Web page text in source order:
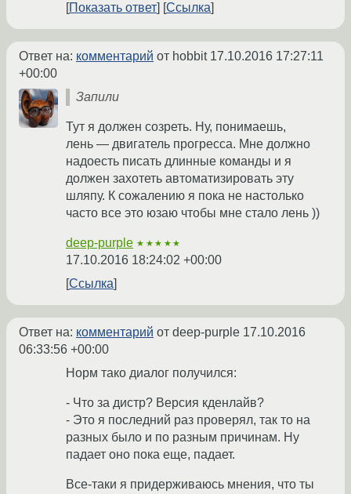
Показать ответ
Ссылка
Ответ на: комментарий от hobbit 17.10.2016 17:27:11
+00:00
Запили
Тут я должен созреть. Ну, понимаешь,
лень — двигатель прогресса. Мне должно
надоесть писать длинные команды и я
должен захотеть автоматизировать эту
шляпу. К сожалению я пока не настолько
часто все это юзаю чтобы мне стало лень ))
deep-purple ★★★★★
17.10.2016 18:24:02 +00:00
Ссылка
Ответ на: комментарий от deep-purple 17.10.2016
06:33:56 +00:00
Норм тако диалог получился:
- Что за дистр? Версия кденлайв?
- Это я последний раз проверял, так то на
разных было и по разным причинам. Ну
падает оно пока еще, падает.
Все-таки я придерживаюсь мнения, что ты